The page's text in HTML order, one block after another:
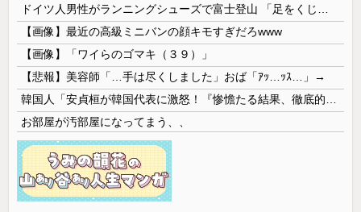
【画像】最近の高級ミニバンの顔キモすぎだろwww
【画像】「ワイらのゴマキ（３９）」
【悲報】美容師「…手は尽くしました」おば「ｱｯ…ｯｽ…」→
お部屋が汚部屋になってまう、、